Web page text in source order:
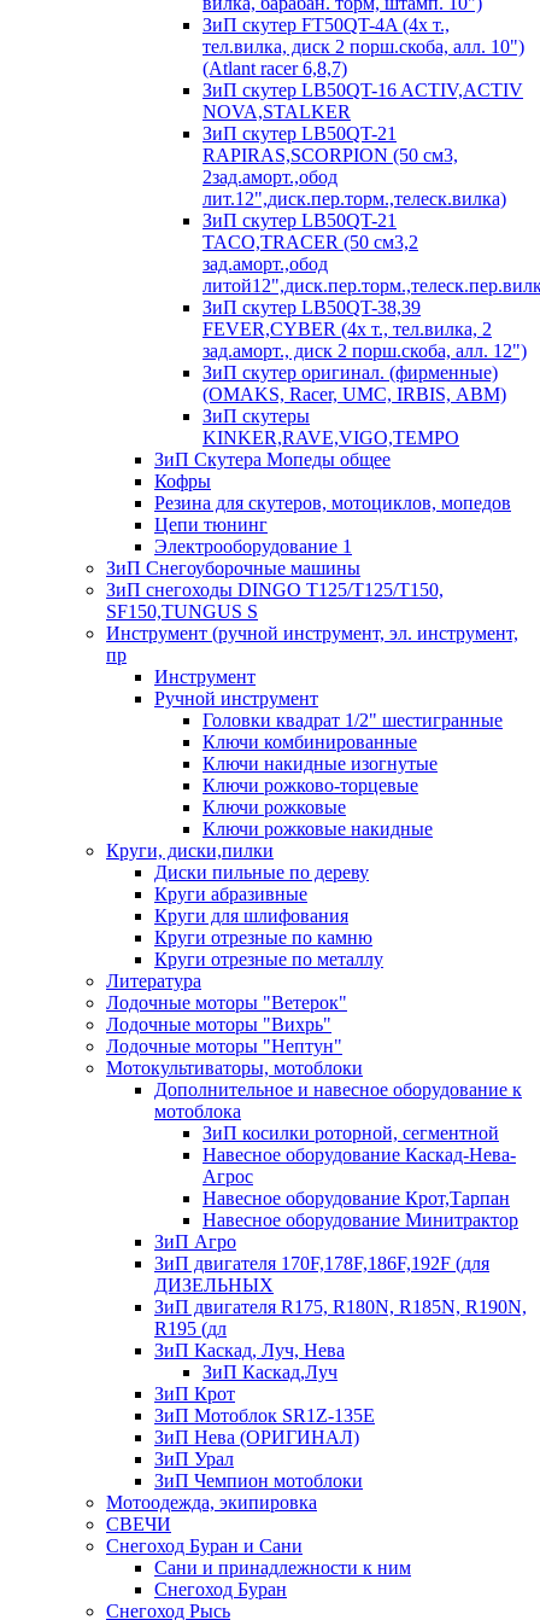
ЗиП скутер FT50QT-4A (4х т.,
тел.вилка, диск 2 порш.скоба, алл. 10")
(Atlant racer 6,8,7)
ЗиП скутер LB50QT-16 ACTIV,ACTIV
NOVA,STALKER
ЗиП скутер LB50QT-21
RAPIRAS,SCORPION (50 см3,
2зад.аморт.,обод
лит.12",диск.пер.торм.,телеск.вилка)
ЗиП скутер LB50QT-21
TACO,TRACER (50 см3,2
зад.аморт.,обод
ЗиП скутер LB50QT-38,39
FEVER,CYBER (4х т., тел.вилка, 2
зад.аморт., диск 2 порш.скоба, алл. 12")
ЗиП скутер оригинал. (фирменные)
(OMAKS, Racer, UMC, IRBIS, АВМ)
ЗиП скутеры
KINKER,RAVE,VIGO,TEMPO
ЗиП Скутера Мопеды общее
Кофры
Резина для скутеров, мотоциклов, мопедов
Цепи тюнинг
Электрооборудование 1
ЗиП Снегоуборочные машины
ЗиП снегоходы DINGO T125/T125/T150,
SF150,TUNGUS S
Инструмент (ручной инструмент, эл. инструмент,
пр
Инструмент
Ручной инструмент
Головки квадрат 1/2" шестигранные
Ключи комбинированные
Ключи накидные изогнутые
Ключи рожково-торцевые
Ключи рожковые
Ключи рожковые накидные
Круги, диски,пилки
Диски пильные по дереву
Круги абразивные
Круги для шлифования
Круги отрезные по камню
Круги отрезные по металлу
Литература
Лодочные моторы "Ветерок"
Лодочные моторы "Вихрь"
Лодочные моторы "Нептун"
Мотокультиваторы, мотоблоки
Дополнительное и навесное оборудование к
мотоблока
ЗиП косилки роторной, сегментной
Навесное оборудование Каскад-Нева-
Агрос
Навесное оборудование Крот,Тарпан
Навесное оборудование Минитрактор
ЗиП Агро
ЗиП двигателя 170F,178F,186F,192F (для
ДИЗЕЛЬНЫХ
ЗиП двигателя R175, R180N, R185N, R190N,
R195 (дл
ЗиП Каскад, Луч, Нева
ЗиП Каскад,Луч
ЗиП Крот
ЗиП Мотоблок SR1Z-135E
ЗиП Нева (ОРИГИНАЛ)
ЗиП Урал
ЗиП Чемпион мотоблоки
Мотоодежда, экипировка
СВЕЧИ
Снегоход Буран и Сани
Сани и принадлежности к ним
Снегоход Буран
Снегоход Рысь